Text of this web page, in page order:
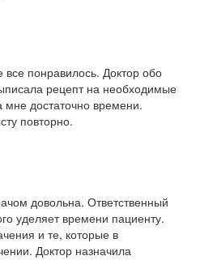
понравилось. Доктор обо
рецепт на необходимые
достаточно времени.
повторно.
довольна. Ответственный
уделяет времени пациенту.
и те, которые в
Доктор назначила